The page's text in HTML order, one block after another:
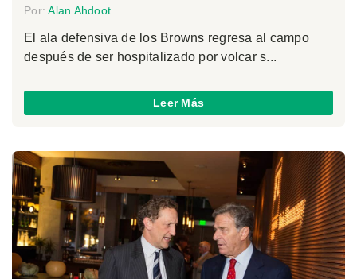
Por:Alan Ahdoot
El ala defensiva de los Browns regresa al campo
después de ser hospitalizado por volcar s...
Leer Más